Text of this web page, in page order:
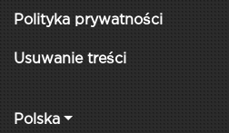
Polityka prywatności
Usuwanie treści
Polska